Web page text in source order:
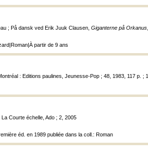
; På dansk ved Erik Juuk Clausen, Giganterne på Orkanus
partir de 9 ans
: Editions paulines, Jeunesse-Pop ; 48, 1983, 117 p. ;
La Courte échelle, Ado ; 2, 2005
éd. en 1989 publiée dans la coll.: Roman